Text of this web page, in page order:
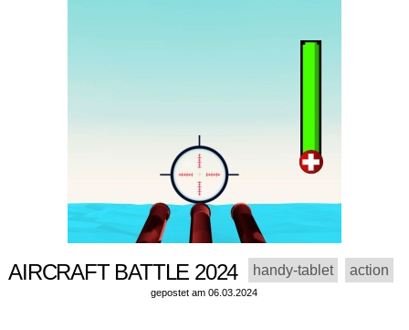
AIRCRAFT BATTLE 2024 handy-tablet action
gepostet am 06.03.2024